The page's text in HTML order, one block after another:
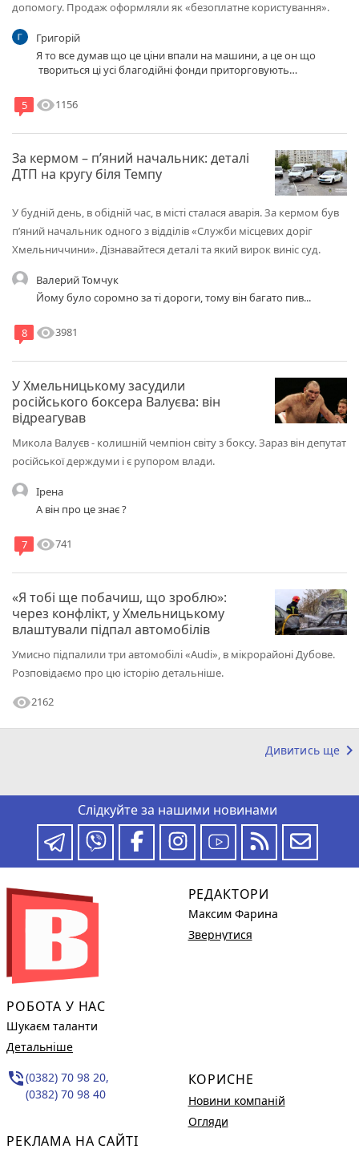
допомогу. Продаж оформляли як «безоплатне користування».
Григорій
Я то все думав що це ціни впали на машини, а це он що
твориться ці усі благодійні фонди приторговують
5
visibility1156
За кермом – п’яний начальник: деталі
ДТП на кругу біля Темпу
У будній день, в обідній час, в місті сталася аварія. За кермом був
п’яний начальник одного з відділів «Служби місцевих доріг
Хмельниччини». Дізнавайтеся деталі та який вирок виніс суд.
Валерий Томчук
Йому було соромно за ті дороги, тому він багато пив...
8 visibility3981
У Хмельницькому засудили
російського боксера Валуєва: він
відреагував
Микола Валуєв - колишній чемпіон світу з боксу. Зараз він депутат
російської держдуми і є рупором влади.
Ірена
А він про це знає ?
7 visibility741
«Я тобі ще побачиш, що зроблю»:
через конфлікт, у Хмельницькому
влаштували підпал автомобілів
Умисно підпалили три автомобілі «Audi», в мікрорайоні Дубове.
Розповідаємо про цю історію детальніше.
visibility2162
Дивитись ще keyboard_arrow_right
Слідкуйте за нашими новинами
РОБОТА У НАС
Шукаєм таланти
Детальніше
phone_in_talk(0382) 70 98 20,
(0382) 70 98 40
РЕКЛАМА НА САЙТІ
РЕДАКТОРИ
Максим Фарина
Звернутися
КОРИСНЕ
Новини компаній
Огляди